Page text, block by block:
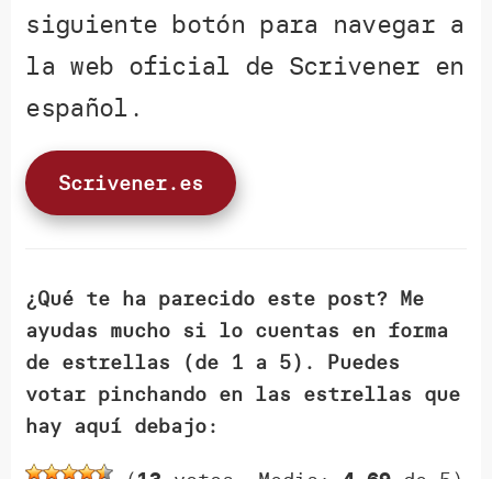
siguiente botón para navegar a
la web oficial de Scrivener en
español.
Scrivener.es
¿Qué te ha parecido este post? Me
ayudas mucho si lo cuentas en forma
de estrellas (de 1 a 5). Puedes
votar pinchando en las estrellas que
hay aquí debajo: